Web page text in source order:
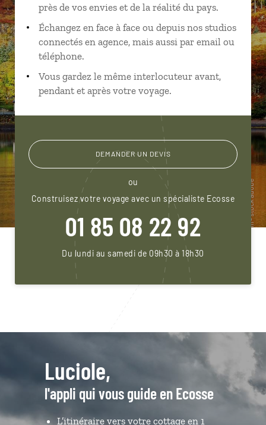
près de vos envies et de la réalité du pays.
Échangez en face à face ou depuis nos studios
connectés en agence, mais aussi par email ou
téléphone.
Vous gardez le même interlocuteur avant,
pendant et après votre voyage.
DEMANDER UN DEVIS
ou
Construisez votre voyage avec un spécialiste Ecosse
01 85 08 22 92
Du lundi au samedi de 09h30 à 18h30
Luciole,
l'appli qui vous guide en Ecosse
L’itinéraire vers votre cottage en 1